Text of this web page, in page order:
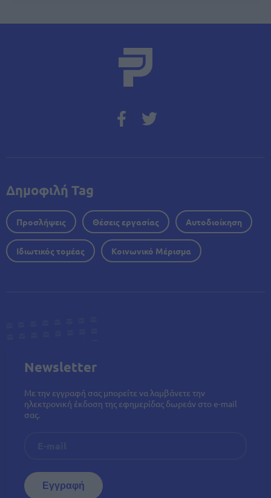
Δημοφιλή Tag
Προσλήψεις Θέσεις εργασίας Αυτοδιοίκηση
Ιδιωτικός τομέας Κοινωνικό Μέρισμα
Newsletter
Με την εγγραφή σας μπορείτε να λαμβάνετε την
ηλεκτρονική έκδοση της εφημερίδας δωρεάν στο e-mail
σας.